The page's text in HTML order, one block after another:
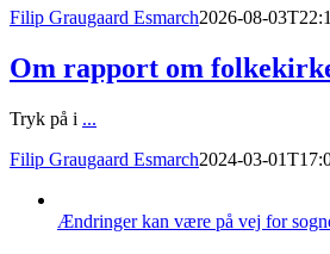
Filip Graugaard Esmarch2026-08-
Om rapport om
Tryk på i ...
Filip Graugaard Esmarch2024-03-
Ændringer kan være på vej for